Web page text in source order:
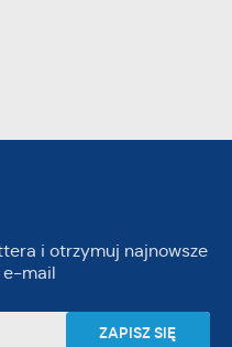
i otrzymuj najnowsze
e-mail